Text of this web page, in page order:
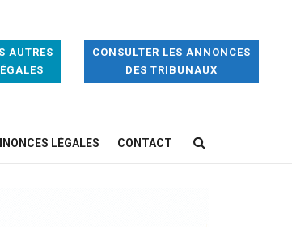
AUTRES
CONSULTER LES ANNONCES
DES TRIBUNAUX
LÉGALES CONTACT